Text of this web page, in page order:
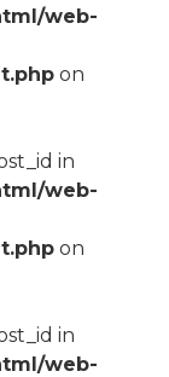
web-
on
in
web-
on
in
web-